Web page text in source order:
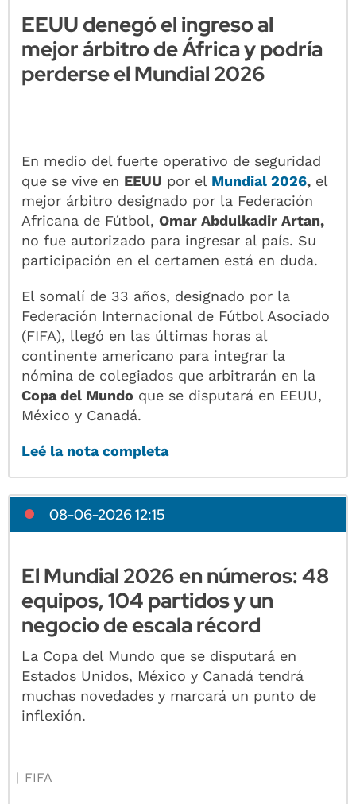
EEUU denegó el ingreso al
mejor árbitro de África y podría
perderse el Mundial 2026
En medio del fuerte operativo de seguridad
que se vive en EEUU por el Mundial 2026, el
mejor árbitro designado por la Federación
Africana de Fútbol,Omar Abdulkadir Artan,
no fue autorizado para ingresar al país. Su
participación en el certamen está en duda.
El somalí de 33 años, designado por la
Federación Internacional de Fútbol Asociado
(FIFA), llegó en las últimas horas al
continente americano para integrar la
nómina de colegiados que arbitrarán en la
Copa del Mundo que se disputará en EEUU,
México y Canadá.
Leé la nota completa
08-06-2026 12:15
El Mundial 2026 en números: 48
equipos, 104 partidos y un
negocio de escala récord
La Copa del Mundo que se disputará en
Estados Unidos, México y Canadá tendrá
muchas novedades y marcará un punto de
inflexión.
FIFA